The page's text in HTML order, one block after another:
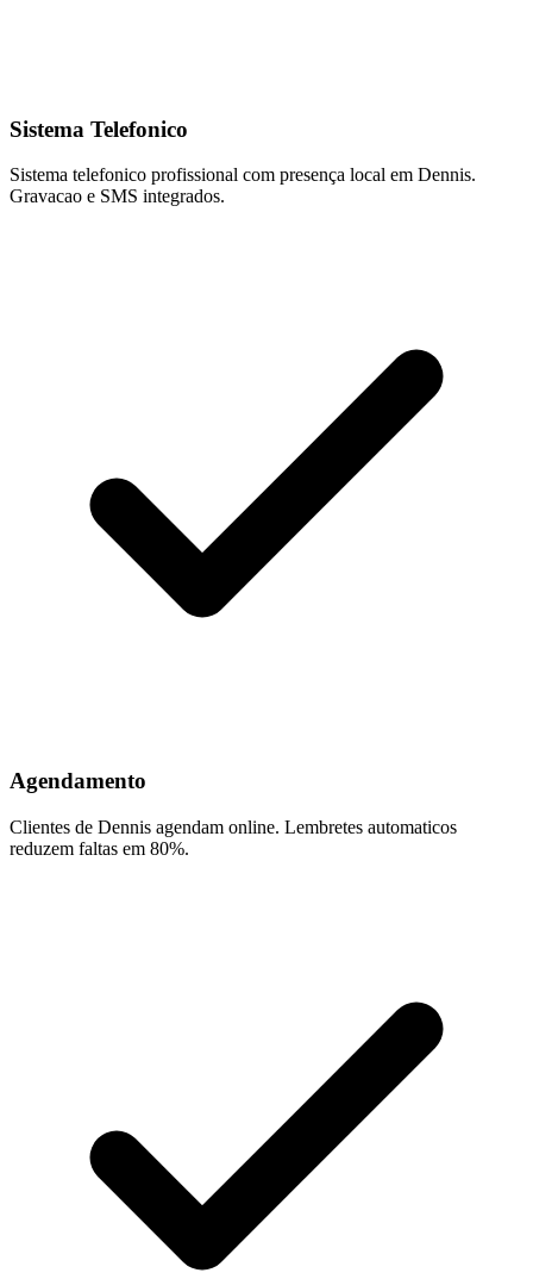
Sistema Telefonico
Sistema telefonico profissional com presença local em Dennis.
Gravacao e SMS integrados.
Agendamento
Clientes de Dennis agendam online. Lembretes automaticos
reduzem faltas em 80%.